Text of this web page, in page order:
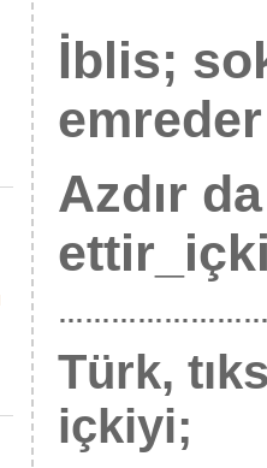
İblis;
Azdır
Türk,
içkiyi;